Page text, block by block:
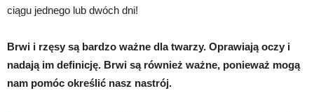
ciągu jednego lub dwóch dni!
Brwi i rzęsy są bardzo ważne dla twarzy. Oprawiają oczy i
nadają im definicję. Brwi są również ważne, ponieważ mogą
nam pomóc określić nasz nastrój.